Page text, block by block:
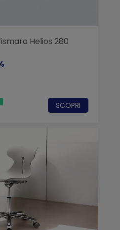
Helios 280
SCOPRI